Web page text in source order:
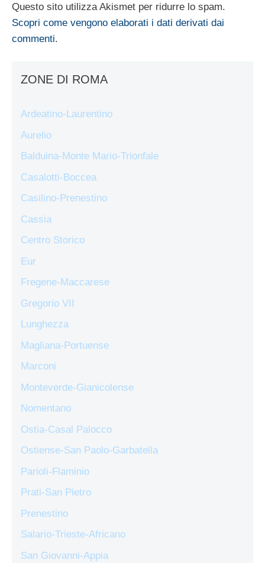
Questo sito utilizza Akismet per ridurre lo spam.
Scopri come vengono elaborati i dati derivati dai
commenti.
ZONE DI ROMA
Ardeatino-Laurentino
Aurelio
Balduina-Monte Mario-Trionfale
Casalotti-Boccea
Casilino-Prenestino
Cassia
Centro Storico
Eur
Fregene-Maccarese
Gregorio VII
Lunghezza
Magliana-Portuense
Marconi
Monteverde-Gianicolense
Nomentano
Ostia-Casal Palocco
Ostiense-San Paolo-Garbatella
Parioli-Flaminio
Prati-San Pietro
Prenestino
Salario-Trieste-Africano
San Giovanni-Appia